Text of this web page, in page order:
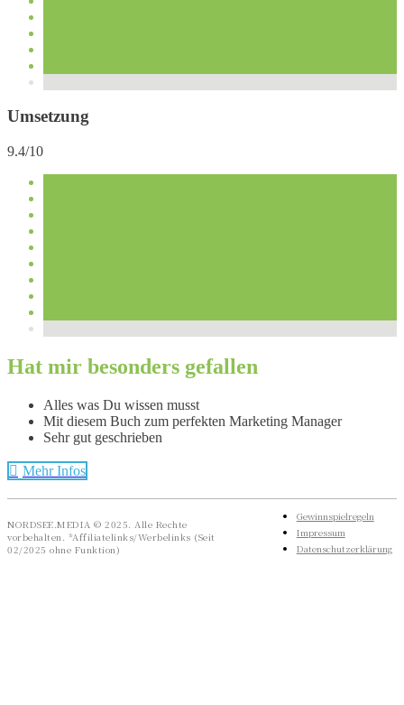
Umsetzung
9.4/10
Hat mir besonders gefallen
Alles was Du wissen musst
Mit diesem Buch zum perfekten Marketing Manager
Sehr gut geschrieben
Mehr Infos
NORDSEE.MEDIA © 2025. Alle Rechte
vorbehalten. *Affiliatelinks/Werbelinks (Seit
02/2025 ohne Funktion)
Gewinnspielregeln
Impressum
Datenschutzerklärung